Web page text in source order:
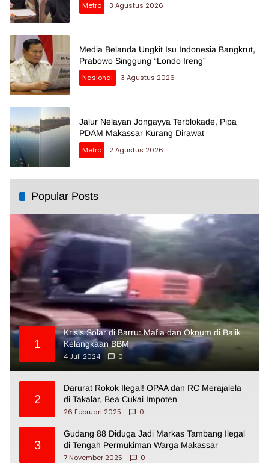
Metro
3 Agustus 2026
Media Belanda Ungkit Isu Indonesia Bangkrut,
Prabowo Singgung “Londo Ireng”
Nasional
3 Agustus 2026
Jalur Nelayan Jongayya Terblokade, Pipa
PDAM Makassar Kurang Dirawat
Metro
2 Agustus 2026
Popular Posts
1
Krisis Solar di Barru: Mafia dan Oknum di Balik
Kelangkaan BBM
4 Juli 2024
0
2
Darurat Rokok Ilegal! OPAA dan RC Merajalela
di Takalar, Bea Cukai Impoten
26 Februari 2025
0
3
Gudang 88 Diduga Jadi Markas Tambang Ilegal
di Tengah Permukiman Warga Makassar
7 November 2025
0